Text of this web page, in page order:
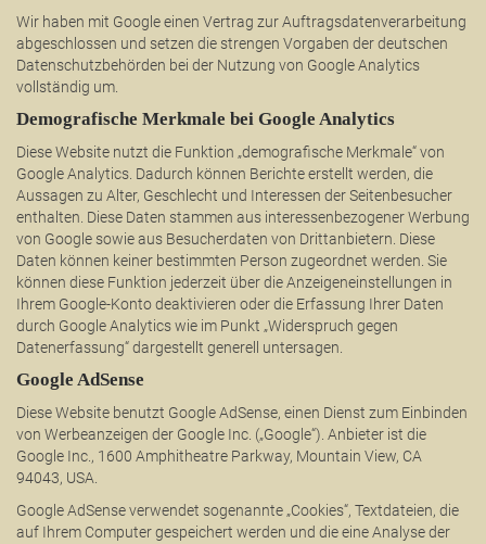
Wir haben mit Google einen Vertrag zur Auftragsdatenverarbeitung
abgeschlossen und setzen die strengen Vorgaben der deutschen
Datenschutzbehörden bei der Nutzung von Google Analytics
vollständig um.
Demografische Merkmale bei Google Analytics
Diese Website nutzt die Funktion „demografische Merkmale“ von
Google Analytics. Dadurch können Berichte erstellt werden, die
Aussagen zu Alter, Geschlecht und Interessen der Seitenbesucher
enthalten. Diese Daten stammen aus interessenbezogener Werbung
von Google sowie aus Besucherdaten von Drittanbietern. Diese
Daten können keiner bestimmten Person zugeordnet werden. Sie
können diese Funktion jederzeit über die Anzeigeneinstellungen in
Ihrem Google-Konto deaktivieren oder die Erfassung Ihrer Daten
durch Google Analytics wie im Punkt „Widerspruch gegen
Datenerfassung“ dargestellt generell untersagen.
Google AdSense
Diese Website benutzt Google AdSense, einen Dienst zum Einbinden
von Werbeanzeigen der Google Inc. („Google“). Anbieter ist die
Google Inc., 1600 Amphitheatre Parkway, Mountain View, CA
94043, USA.
Google AdSense verwendet sogenannte „Cookies“, Textdateien, die
auf Ihrem Computer gespeichert werden und die eine Analyse der